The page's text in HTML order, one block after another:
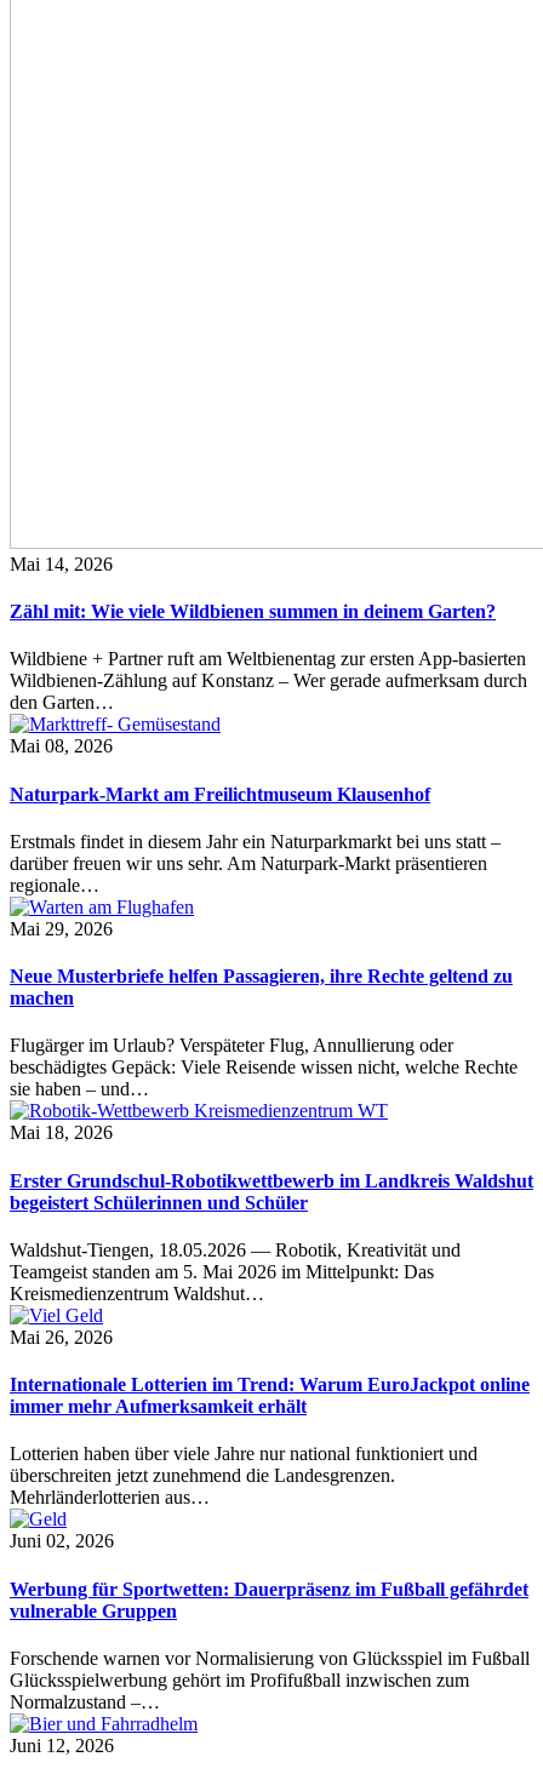
Mai 14, 2026
Zähl mit: Wie viele Wildbienen summen in deinem Garten?
Wildbiene + Partner ruft am Weltbienentag zur ersten App-basierten
Wildbienen-Zählung auf Konstanz – Wer gerade aufmerksam durch
den Garten…
Mai 08, 2026
Naturpark-Markt am Freilichtmuseum Klausenhof
Erstmals findet in diesem Jahr ein Naturparkmarkt bei uns statt –
darüber freuen wir uns sehr. Am Naturpark-Markt präsentieren
regionale…
Mai 29, 2026
Neue Musterbriefe helfen Passagieren, ihre Rechte geltend zu
machen
Flugärger im Urlaub? Verspäteter Flug, Annullierung oder
beschädigtes Gepäck: Viele Reisende wissen nicht, welche Rechte
sie haben – und…
Mai 18, 2026
Erster Grundschul-Robotikwettbewerb im Landkreis Waldshut
begeistert Schülerinnen und Schüler
Waldshut-Tiengen, 18.05.2026 — Robotik, Kreativität und
Teamgeist standen am 5. Mai 2026 im Mittelpunkt: Das
Kreismedienzentrum Waldshut…
Mai 26, 2026
Internationale Lotterien im Trend: Warum EuroJackpot online
immer mehr Aufmerksamkeit erhält
Lotterien haben über viele Jahre nur national funktioniert und
überschreiten jetzt zunehmend die Landesgrenzen.
Mehrländerlotterien aus…
Juni 02, 2026
Werbung für Sportwetten: Dauerpräsenz im Fußball gefährdet
vulnerable Gruppen
Forschende warnen vor Normalisierung von Glücksspiel im Fußball
Glücksspielwerbung gehört im Profifußball inzwischen zum
Normalzustand –…
Juni 12, 2026